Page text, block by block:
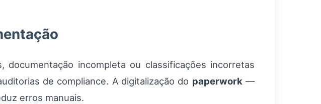
incompleta ou classificações incorretas
de compliance. A digitalização do paperwork —
erros manuais.